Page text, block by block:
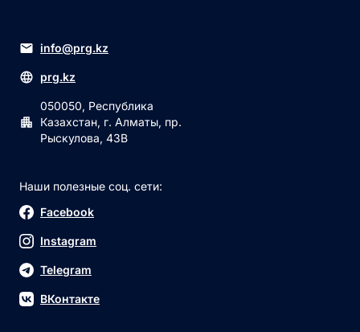
info@prg.kz
prg.kz
050050, Республика
Казахстан, г. Алматы, пр.
Рыскулова, 43В
Наши полезные соц. сети:
Facebook
Instagram
Telegram
ВКонтакте